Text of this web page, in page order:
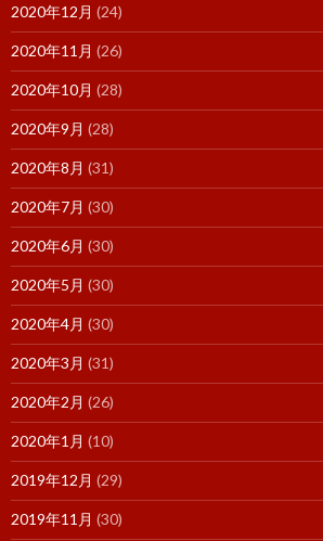
2020年12月 (24)
2020年11月 (26)
2020年10月 (28)
2020年9月 (28)
2020年8月 (31)
2020年7月 (30)
2020年6月 (30)
2020年5月 (30)
2020年4月 (30)
2020年3月 (31)
2020年2月 (26)
2020年1月 (10)
2019年12月 (29)
2019年11月 (30)